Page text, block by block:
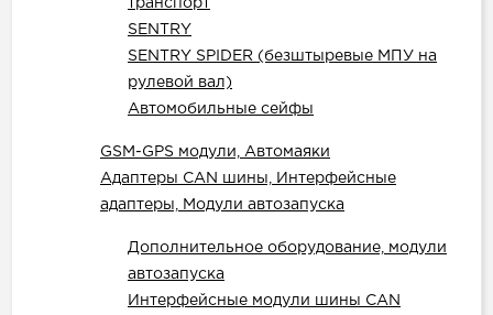
транспорт
SENTRY
SENTRY SPIDER (безштыревые МПУ на
рулевой вал)
Автомобильные сейфы
GSM-GPS модули, Автомаяки
Адаптеры CAN шины, Интерфейсные
адаптеры, Модули автозапуска
Дополнительное оборудование, модули
автозапуска
Интерфейсные модули шины CAN